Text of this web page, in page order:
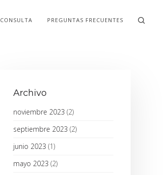
CONSULTA PREGUNTAS FRECUENTES
Archivo
noviembre 2023 (2)
septiembre 2023 (2)
junio 2023 (1)
mayo 2023 (2)